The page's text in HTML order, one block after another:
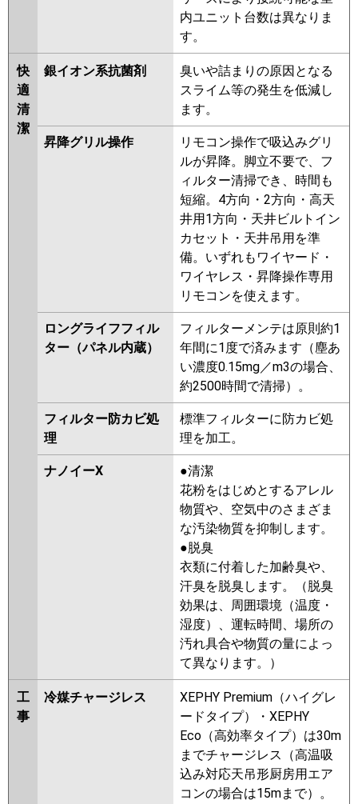
内ユニット台数は異なりま
す。
快
適
清
潔
銀イオン系抗菌剤
臭いや詰まりの原因となる
スライム等の発生を低減し
ます。
昇降グリル操作
リモコン操作で吸込みグリ
ルが昇降。脚立不要で、フ
ィルター清掃でき、時間も
短縮。4方向・2方向・高天
井用1方向・天井ビルトイン
カセット・天井吊用を準
備。いずれもワイヤード・
ワイヤレス・昇降操作専用
リモコンを使えます。
ロングライフフィル
ター（パネル内蔵）
フィルターメンテは原則約1
年間に1度で済みます（塵あ
い濃度0.15mg／m3の場合、
約2500時間で清掃）。
フィルター防カビ処
理
標準フィルターに防カビ処
理を加工。
ナノイーX
●清潔
花粉をはじめとするアレル
物質や、空気中のさまざま
な汚染物質を抑制します。
●脱臭
衣類に付着した加齢臭や、
汗臭を脱臭します。（脱臭
効果は、周囲環境（温度・
湿度）、運転時間、場所の
汚れ具合や物質の量によっ
て異なります。）
工
事
冷媒チャージレス
XEPHY Premium（ハイグレ
ードタイプ）・XEPHY
Eco（高効率タイプ）は30m
までチャージレス（高温吸
込み対応天吊形厨房用エア
コンの場合は15mまで）。